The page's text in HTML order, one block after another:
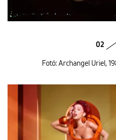
02
Fotó: Archangel Uriel,